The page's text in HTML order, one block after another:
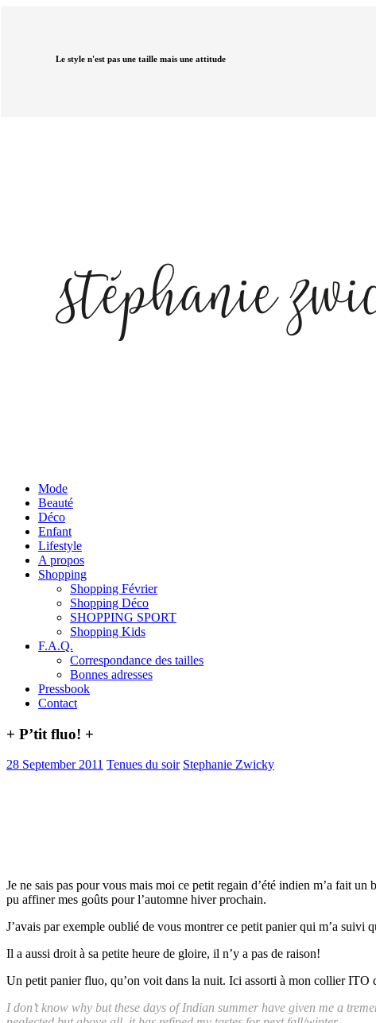
Le style n'est pas une taille mais une attitude
Mode
Beauté
Déco
Enfant
Lifestyle
A propos
Shopping
Shopping Février
Shopping Déco
SHOPPING SPORT
Shopping Kids
F.A.Q.
Correspondance des tailles
Bonnes adresses
Pressbook
Contact
+ P’tit fluo! +
28 September 2011 Tenues du soir Stephanie Zwicky
Je ne sais pas pour vous mais moi ce petit regain d’été indien m’a fait
pu affiner mes goûts pour l’automne hiver prochain.
J’avais par exemple oublié de vous montrer ce petit panier qui m’a suivi
Il a aussi droit à sa petite heure de gloire, il n’y a pas de raison!
Un petit panier fluo, qu’on voit dans la nuit. Ici assorti à mon collier ITO
I don’t know why but these days of Indian summer have given me a